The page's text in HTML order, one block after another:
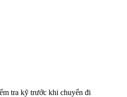
tra kỹ trước khi chuyển đi